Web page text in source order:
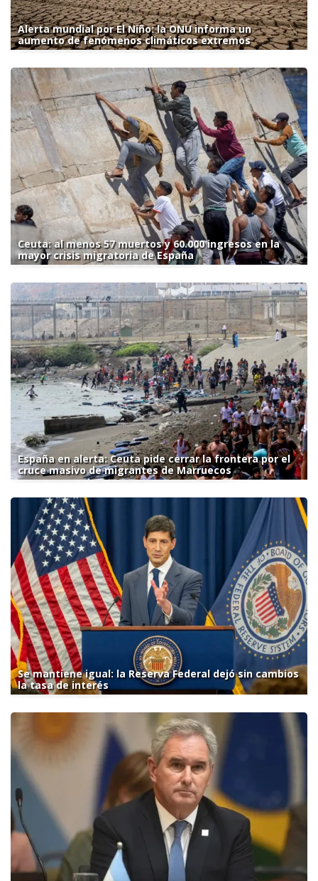
Alerta mundial por El Niño: la ONU informa un
aumento de fenómenos climáticos extremos
Ceuta: al menos 57 muertos y 60.000 ingresos en la
mayor crisis migratoria de España
España en alerta: Ceuta pide cerrar la frontera por el
cruce masivo de migrantes de Marruecos
Se mantiene igual: la Reserva Federal dejó sin cambios
la tasa de interés